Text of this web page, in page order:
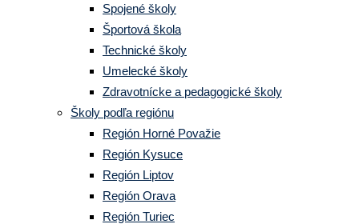
Spojené školy
Športová škola
Technické školy
Umelecké školy
Zdravotnícke a pedagogické školy
Školy podľa regiónu
Región Horné Považie
Región Kysuce
Región Liptov
Región Orava
Región Turiec